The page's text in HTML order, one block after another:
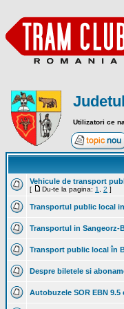
Utilizatori ce
Vehicule de transport
[ Du-te la pagina: 1 2 ]
Transportul public local
Transportul in Sangeorz-
Transport public local în
Despre biletele si
Autobuzele SOR EBN